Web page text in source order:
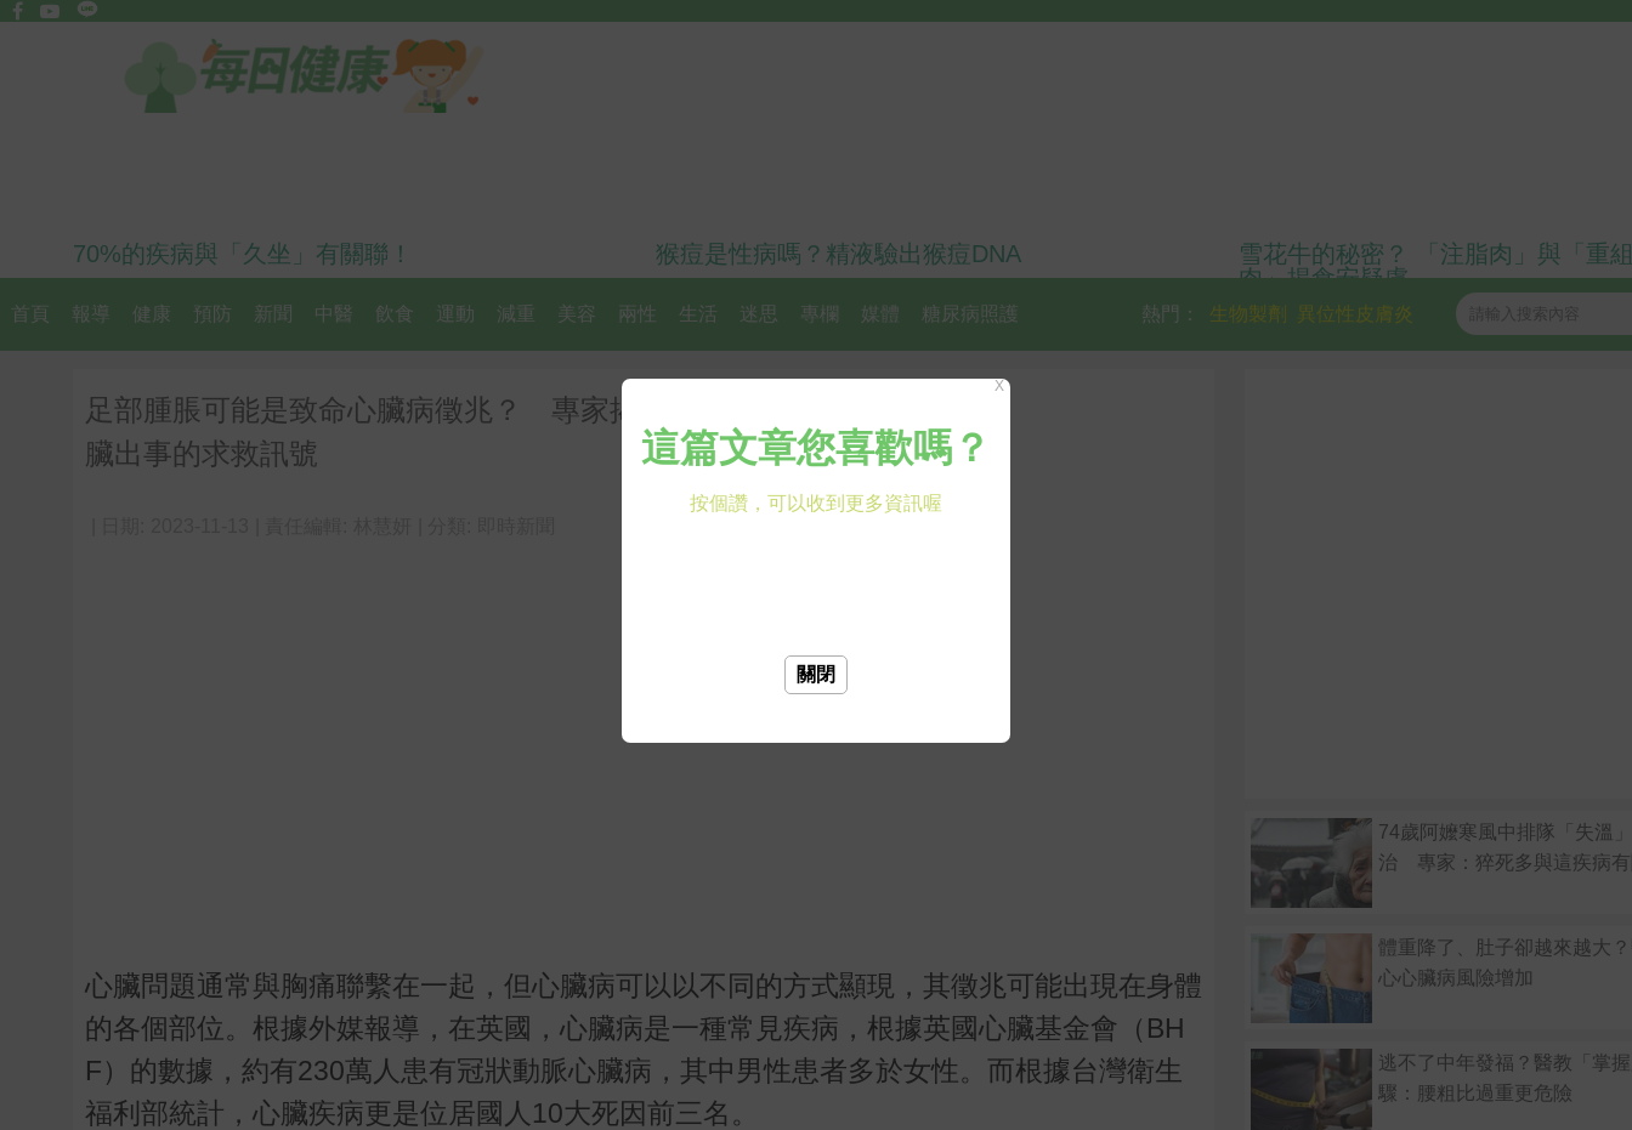
70%的疾病與「久坐」有關聯！ 猴痘是性病嗎？精液驗出猴痘DNA
雪花牛的秘密？ 「注脂肉」與「重
肉」揭食安疑慮
首頁 報導 健康 預防 新聞 中醫 飲食 運動 減重 美容 兩性 生活 迷思 專欄 媒體 糖尿病照護 異位性皮膚炎
生物製劑
熱門：
足部腫脹可能是致命心臟病徵兆？ 專家揭露這「五大警訊」恐是心
臟出事的求救訊號
心臟問題通常與胸痛聯繫在一起，但心臟病可以以不同的方式顯現，其徵兆可能出現在身體
的各個部位。根據外媒報導，在英國，心臟病是一種常見疾病，根據英國心臟基金會（BH
F）的數據，約有230萬人患有冠狀動脈心臟病，其中男性患者多於女性。而根據台灣衛生
福利部統計，心臟疾病更是位居國人10大死因前三名。
74歲阿嬤寒風中排隊「失溫
治 專家：猝死多與這疾病
體重降了、肚子卻越來越大
心心臟病風險增加
逃不了中年發福？醫教「掌
驟：腰粗比過重更危險
X
關閉